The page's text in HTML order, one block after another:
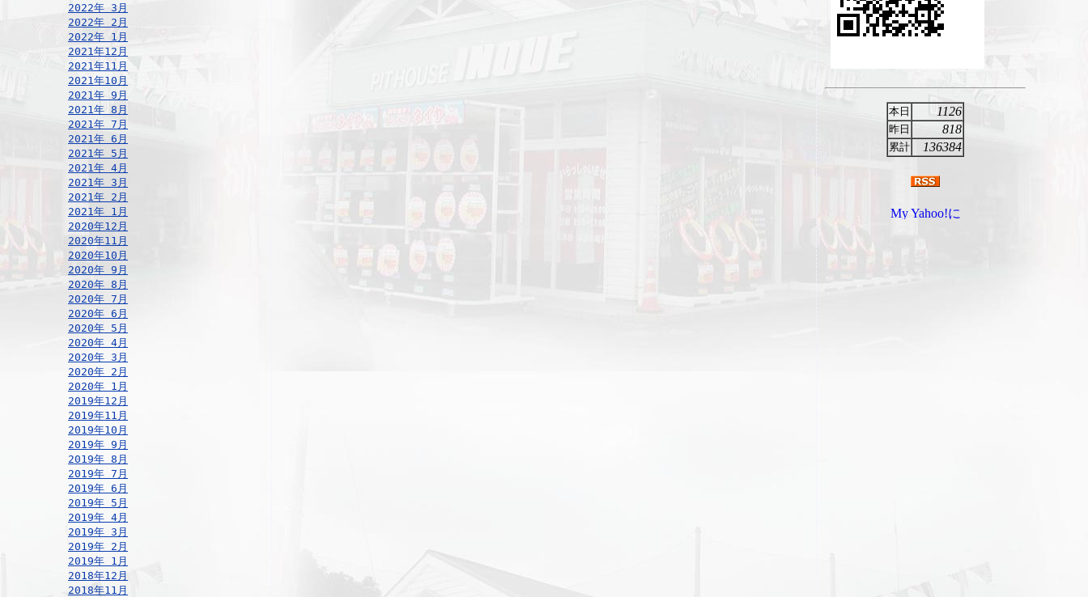
2022年 3月
2022年 2月
2022年 1月
2021年12月
2021年11月
2021年10月
2021年 9月
2021年 8月
2021年 7月
2021年 6月
2021年 5月
2021年 4月
2021年 3月
2021年 2月
2021年 1月
2020年12月
2020年11月
2020年10月
2020年 9月
2020年 8月
2020年 7月
2020年 6月
2020年 5月
2020年 4月
2020年 3月
2020年 2月
2020年 1月
2019年12月
2019年11月
2019年10月
2019年 9月
2019年 8月
2019年 7月
2019年 6月
2019年 5月
2019年 4月
2019年 3月
2019年 2月
2019年 1月
2018年12月
2018年11月
本日 1126
昨日 818
累計 136384